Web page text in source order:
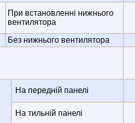
При встановленні нижнього
вентилятора
Без нижнього вентилятора
На передній панелі
На тильній панелі